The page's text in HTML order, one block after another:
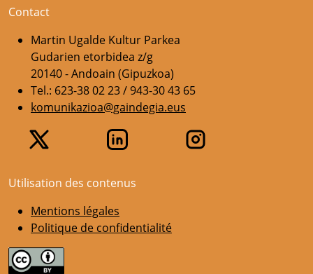
Contact
Martin Ugalde Kultur Parkea
Gudarien etorbidea z/g
20140 - Andoain (Gipuzkoa)
Tel.: 623-38 02 23 / 943-30 43 65
komunikazioa@gaindegia.eus
Utilisation des contenus
Mentions légales
Politique de confidentialité